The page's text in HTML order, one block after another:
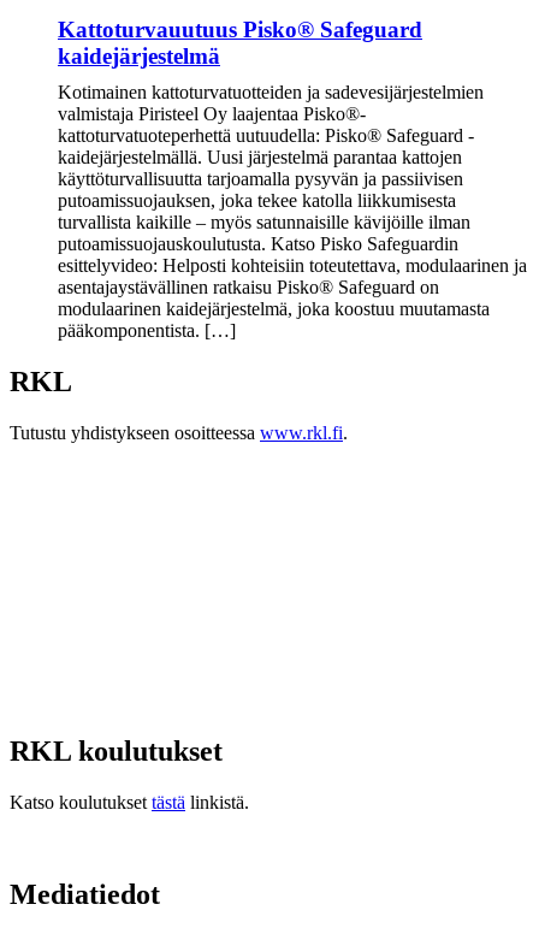
Kattoturvauutuus Pisko® Safeguard
kaidejärjestelmä
Kotimainen kattoturvatuotteiden ja sadevesijärjestelmien
valmistaja Piristeel Oy laajentaa Pisko®-
kattoturvatuoteperhettä uutuudella: Pisko® Safeguard -
kaidejärjestelmällä. Uusi järjestelmä parantaa kattojen
käyttöturvallisuutta tarjoamalla pysyvän ja passiivisen
putoamissuojauksen, joka tekee katolla liikkumisesta
turvallista kaikille – myös satunnaisille kävijöille ilman
putoamissuojauskoulutusta. Katso Pisko Safeguardin
esittelyvideo: Helposti kohteisiin toteutettava, modulaarinen ja
asentajaystävällinen ratkaisu Pisko® Safeguard on
modulaarinen kaidejärjestelmä, joka koostuu muutamasta
pääkomponentista. […]
RKL
Tutustu yhdistykseen osoitteessa www.rkl.fi.
RKL koulutukset
Katso koulutukset tästä linkistä.
Mediatiedot